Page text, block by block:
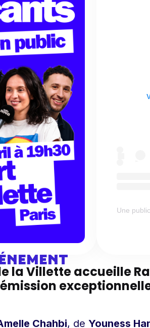
Une
la Villette accueille
Chahbi, de Youness